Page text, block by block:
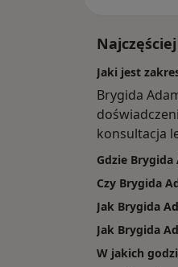
Jaki jest
Brygida
konsultacja
Gdzie
Czy Brygida
Jak Brygida
Jak Brygida
W jakich